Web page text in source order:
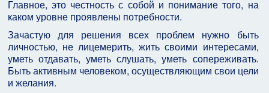
Главное, это честность с собой и понимание того, на
каком уровне проявлены потребности.
Зачастую для решения всех проблем нужно быть
личностью, не лицемерить, жить своими интересами,
уметь отдавать, уметь слушать, уметь сопереживать.
Быть активным человеком, осуществляющим свои цели
и желания.